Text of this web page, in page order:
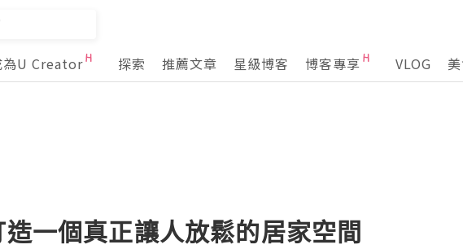
為U Creator 探索 推薦文章 星級博客 博客專享 VLOG
一個真正讓人放鬆的居家空間